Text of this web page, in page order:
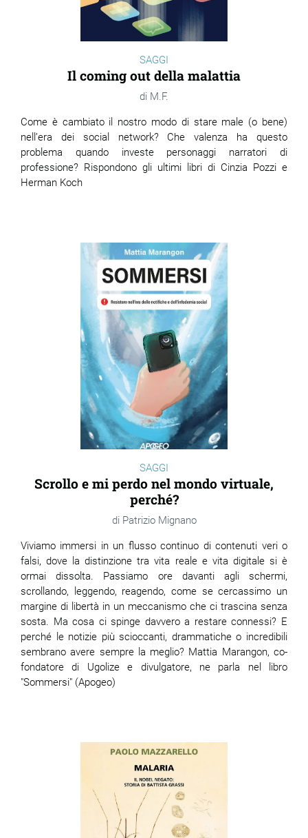
SAGGI
Il coming out della malattia
M.F.
Come è cambiato il nostro modo di stare male (o bene)
nell’era dei social network? Che valenza ha questo
problema quando investe personaggi narratori di
professione? Rispondono gli ultimi libri di Cinzia Pozzi e
Herman Koch
SAGGI
Scrollo e mi perdo nel mondo virtuale,
perché?
Patrizio Mignano
Viviamo immersi in un flusso continuo di contenuti veri o
falsi, dove la distinzione tra vita reale e vita digitale si è
ormai dissolta. Passiamo ore davanti agli schermi,
scrollando, leggendo, reagendo, come se cercassimo un
margine di libertà in un meccanismo che ci trascina senza
sosta. Ma cosa ci spinge davvero a restare connessi? E
perché le notizie più scioccanti, drammatiche o incredibili
sembrano avere sempre la meglio? Mattia Marangon, co-
fondatore di Ugolize e divulgatore, ne parla nel libro
"Sommersi" (Apogeo)